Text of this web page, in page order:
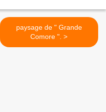
paysage de " Grande
Comore ". >